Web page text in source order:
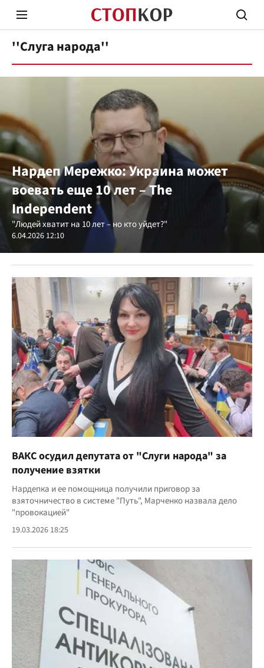
Стоп Политической Коррупции
Политика
''Слуга народа''
Нардеп Мережко: Украина может
воевать еще 10 лет – The
Independent
"Людей хватит на 10 лет – но кто уйдет?"
6.04.2026 12:10
ВАКС осудил депутата от "Слуги народа" за
получение взятки
Нардепка и ее помощница получили приговор за
взяточничество в системе "Путь", Марченко назвала дело
"провокацией"
19.03.2026 18:25